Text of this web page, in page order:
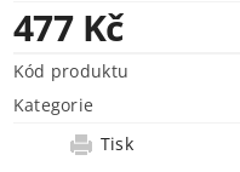
477 Kč
Kód produktu
Kategorie
Tisk